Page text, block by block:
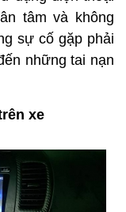
tâm và không
sự cố gặp phải
những tai nạn
xe